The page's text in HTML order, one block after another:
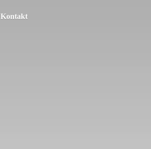
Kontakt